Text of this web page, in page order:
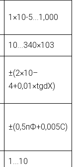
1×10-5...1,000
10...340×103
±(2×10–
4+0,01×tgdХ)
±(0,5пФ+0,005C)
1...10